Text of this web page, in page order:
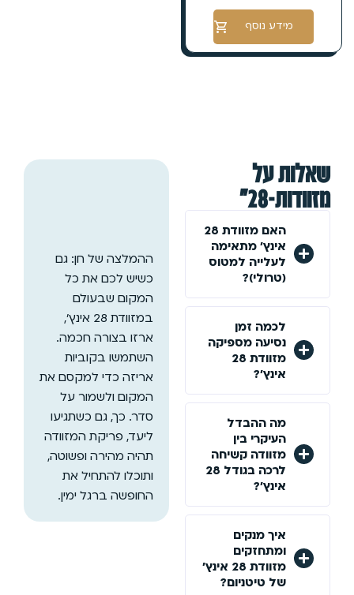
מידע נוסף
שאלות על
מזוודות-28"
האם מזוודת 28
אינץ' מתאימה
לעלייה למטוס
(טרולי)?
לכמה זמן
נסיעה מספיקה
מזוודת 28
אינץ'?
מה ההבדל
העיקרי בין
מזוודה קשיחה
לרכה בגודל 28
אינץ'?
איך מנקים
ומתחזקים
מזוודת 28 אינץ'
של טיטניום?
ההמלצה של חן: גם
כשיש לכם את כל
המקום שבעולם
במזוודת 28 אינץ',
ארזו בצורה חכמה.
השתמשו בקוביות
אריזה כדי למקסם את
המקום ולשמור על
סדר. כך, גם כשתגיעו
ליעד, פריקת המזוודה
תהיה מהירה ופשוטה,
ותוכלו להתחיל את
החופשה ברגל ימין.